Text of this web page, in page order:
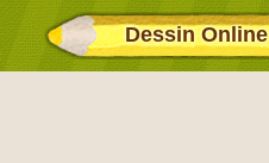
Dessin Online